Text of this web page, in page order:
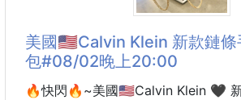
讓代購搶到崩潰的LOTTE杜拜巧克力
如果你還在觀望動輒上千的杜拜巧克
奢華」真的可以先收一盒試試！
美國🇺🇸Calvin Klein 新款鏈條
包#08/02晚上20:00
🔥快閃🔥~美國🇺🇸Calvin Klein 🖤